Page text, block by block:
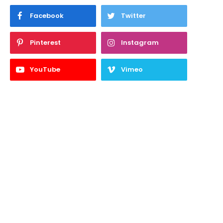
Facebook Twitter
Pinterest Instagram
YouTube Vimeo